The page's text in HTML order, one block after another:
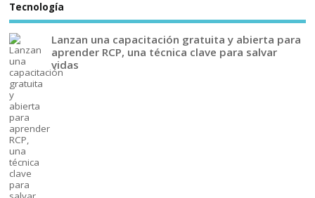
Tecnología
Lanzan una capacitación gratuita y abierta para
aprender RCP, una técnica clave para salvar
vidas